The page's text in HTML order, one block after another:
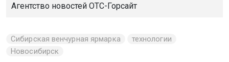
Агентство новостей ОТС-Горсайт
Сибирская венчурная ярмарка
технологии
Новосибирск